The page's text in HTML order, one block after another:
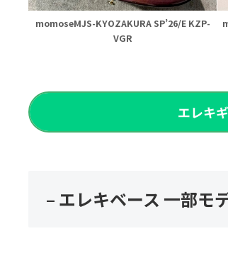
momoseMJS-KYOZAKURA SP’26/E KZP-
VGR
エレキ
– エレキベース 一部モ